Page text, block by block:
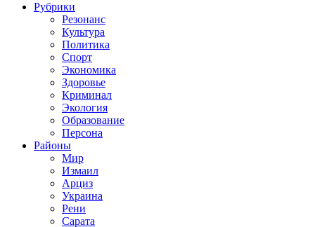
Рубрики
Резонанс
Культура
Политика
Спорт
Экономика
Здоровье
Криминал
Экология
Образование
Персона
Районы
Мир
Измаил
Арциз
Украина
Рени
Сарата